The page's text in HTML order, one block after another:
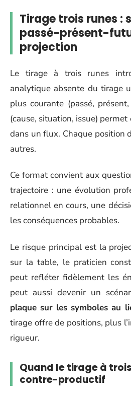
Tirage trois runes :
passé-présent-
projection
Le tirage à trois runes
analytique absente du tirage
plus courante (passé,
(cause, situation, issue)
dans un flux. Chaque position
autres.
Ce format convient aux
trajectoire : une évolution
relationnel en cours, une
les conséquences probables.
Le risque principal est la
sur la table, le praticien
peut refléter fidèlement les
peut aussi devenir un
plaque sur les symboles au
tirage offre de positions, plus
rigueur.
Quand le tirage à
contre-productif